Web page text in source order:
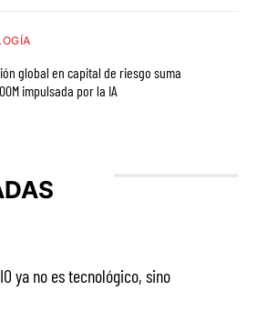
global en capital de riesgo suma
impulsada por la IA
ya no es tecnológico, sino